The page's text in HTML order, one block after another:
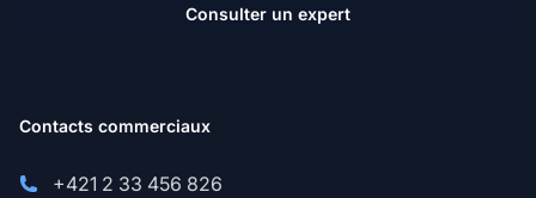
Consulter un expert
Contacts commerciaux
+421 2 33 456 826